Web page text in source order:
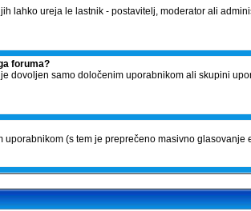
lahko ureja le lastnik - postavitelj, moderator ali
foruma?
dovoljen samo določenim uporabnikom ali skupini
(s tem je preprečeno masivno